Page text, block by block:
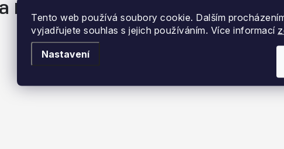
Tento web používá soubory cookie. Dalším
vyjadřujete souhlas s jejich používáním. Více informací
Nastavení
Instagramu